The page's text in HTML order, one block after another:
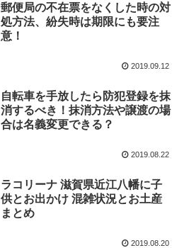
郵便局の不在票をなくした時の対
処方法、紛失時は期限にも要注
意！
2019.09.12
自転車を手放したら防犯登録を抹
消するべき！抹消方法や譲渡の場
合は名義変更できる？
2019.08.22
ラコリーナ 滋賀県近江八幡に子
供とお出かけ 混雑状況とお土産
まとめ
2019.08.20